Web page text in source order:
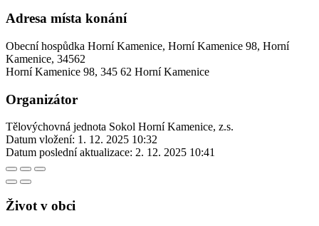
Adresa místa konání
Obecní hospůdka Horní Kamenice, Horní Kamenice 98, Horní
Kamenice, 34562
Horní Kamenice 98, 345 62 Horní Kamenice
Organizátor
Tělovýchovná jednota Sokol Horní Kamenice, z.s.
Datum vložení: 1. 12. 2025 10:32
Datum poslední aktualizace: 2. 12. 2025 10:41
Život v obci